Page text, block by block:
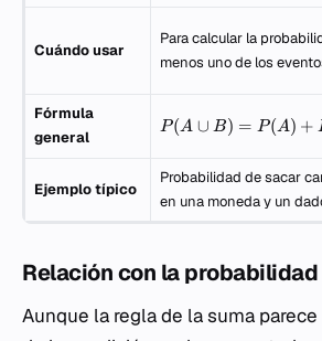
Cuándo usar
Para calcular la
menos uno de los
Fórmula
general
P (A ∪ B) = P (A) +
Ejemplo típico
Probabilidad de sacar
en una moneda y un
Relación con la
Aunque la regla de la suma